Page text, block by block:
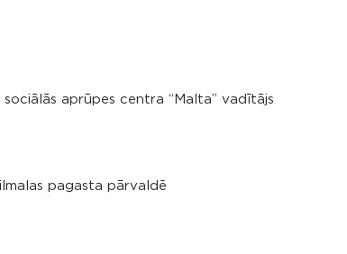
aprūpes centra “Malta” vadītājs
pagasta pārvaldē